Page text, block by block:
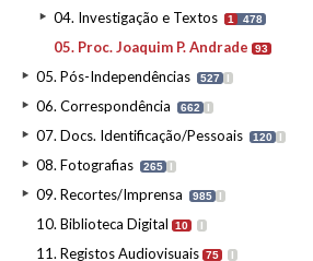
04. Investigação e Textos 1 478
05. Proc. Joaquim P. Andrade 93
05. Pós-Independências 527 I
06. Correspondência 662 I
07. Docs. Identificação/Pessoais 120 I
08. Fotografias 265 I
09. Recortes/Imprensa 985 I
10. Biblioteca Digital 10 I
11. Registos Audiovisuais 75 I